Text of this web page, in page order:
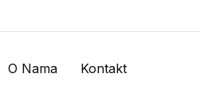
O Nama Kontakt